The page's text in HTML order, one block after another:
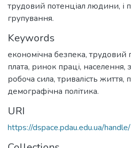
трудовий потенціал людини, і
групування.
Keywords
економічна безпека, трудовий
плата, ринок праці, населення,
робоча сила, тривалість життя,
демографічна політика.
URI
https://dspace.pdau.edu.ua/